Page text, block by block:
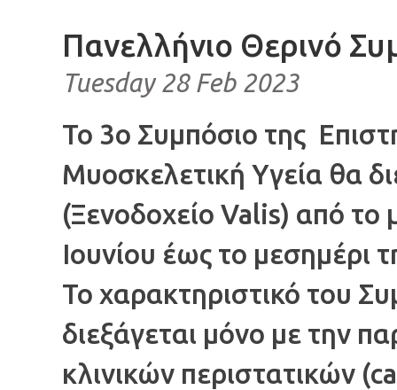
Πανελλήνιο Θερινό
Tuesday 28 Feb 2023
Το 3ο Συμπόσιο της
Μυοσκελετική Υγεία θα
(Ξενοδοχείο Valis) από το
Ιουνίου έως το μεσημέρι
Το χαρακτηριστικό του
διεξάγεται μόνο με την
κλινικών περιστατικών